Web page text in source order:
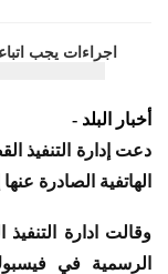
أخبار البلد -
دعت إدارة التنفيذ
الهاتفية الصادرة
وقالت ادارة
الرسمية في